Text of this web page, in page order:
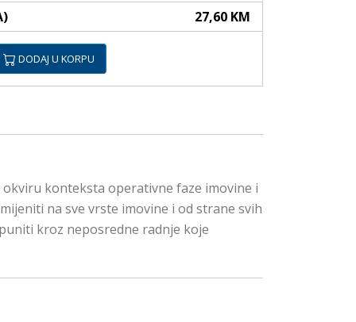
27,60 KM
DODAJ U KORPU
konteksta operativne faze imovine i
na sve vrste imovine i od strane svih
kroz neposredne radnje koje